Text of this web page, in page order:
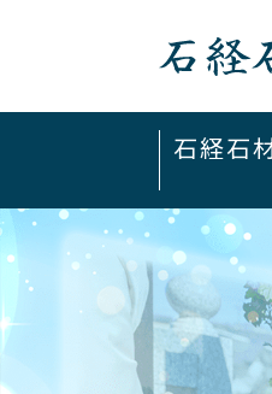
石経石